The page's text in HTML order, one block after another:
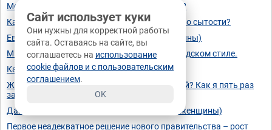
Может проголосовать за этого американца?
Как белок и клетчатка обеспечивают чувство сытости?
Ева Падлок - 18 (Красивые девушки и женщины)
Мирамаре — замок в средневековом шотландском стиле.
Как тигр делает?)
Женщина за рулём – это обезьяна с гранатой? Как я пять раз
завалила экзамен по вождению
Данг Тхи Ле Ханг - 12 (красивые девушки и женщины)
Первое неадекватное решение нового правительства – рост
Сайт использует куки
Они нужны для корректной работы
сайта. Оставаясь на сайте, вы
соглашаетесь на использование
cookie файлов и с пользовательским
соглашением.
OK